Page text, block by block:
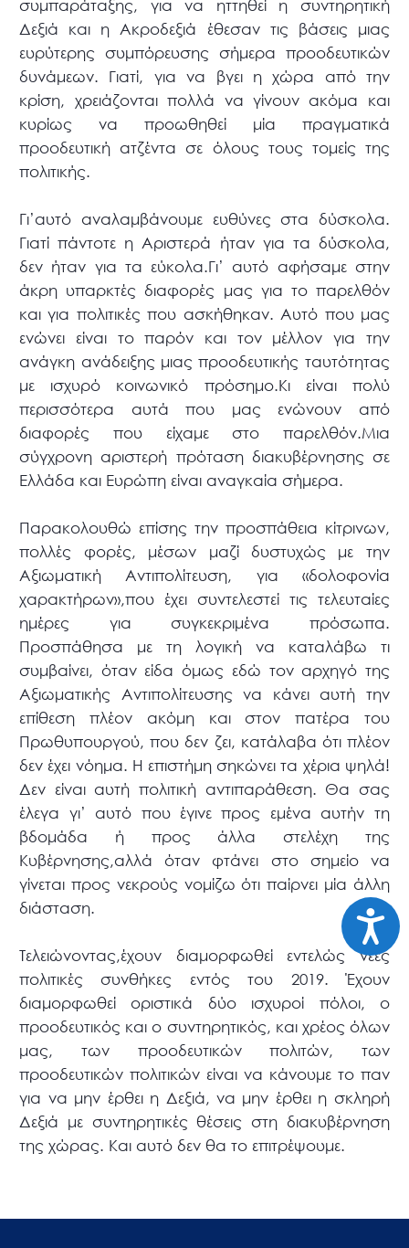
συμπαράταξης, για να ηττηθεί η συντηρητική
Δεξιά και η Ακροδεξιά έθεσαν τις βάσεις μιας
ευρύτερης συμπόρευσης σήμερα προοδευτικών
δυνάμεων. Γιατί, για να βγει η χώρα από την
κρίση, χρειάζονται πολλά να γίνουν ακόμα και
κυρίως να προωθηθεί μία πραγματικά
προοδευτική ατζέντα σε όλους τους τομείς της
πολιτικής.
Γι’αυτό αναλαμβάνουμε ευθύνες στα δύσκολα.
Γιατί πάντοτε η Αριστερά ήταν για τα δύσκολα,
δεν ήταν για τα εύκολα.Γι’ αυτό αφήσαμε στην
άκρη υπαρκτές διαφορές μας για το παρελθόν
και για πολιτικές που ασκήθηκαν. Αυτό που μας
ενώνει είναι το παρόν και τον μέλλον για την
ανάγκη ανάδειξης μιας προοδευτικής ταυτότητας
με ισχυρό κοινωνικό πρόσημο.Κι είναι πολύ
περισσότερα αυτά που μας ενώνουν από
διαφορές που είχαμε στο παρελθόν.Μια
σύγχρονη αριστερή πρόταση διακυβέρνησης σε
Ελλάδα και Ευρώπη είναι αναγκαία σήμερα.
Παρακολουθώ επίσης την προσπάθεια κίτρινων,
πολλές φορές, μέσων μαζί δυστυχώς με την
Αξιωματική Αντιπολίτευση, για «δολοφονία
χαρακτήρων»,που έχει συντελεστεί τις τελευταίες
ημέρες για συγκεκριμένα πρόσωπα.
Προσπάθησα με τη λογική να καταλάβω τι
συμβαίνει, όταν είδα όμως εδώ τον αρχηγό της
Αξιωματικής Αντιπολίτευσης να κάνει αυτή την
επίθεση πλέον ακόμη και στον πατέρα του
Πρωθυπουργού, που δεν ζει, κατάλαβα ότι πλέον
δεν έχει νόημα. Η επιστήμη σηκώνει τα χέρια ψηλά!
Δεν είναι αυτή πολιτική αντιπαράθεση. Θα σας
έλεγα γι’ αυτό που έγινε προς εμένα αυτήν τη
βδομάδα ή προς άλλα στελέχη της
Κυβέρνησης,αλλά όταν φτάνει στο σημείο να
γίνεται προς νεκρούς νομίζω ότι παίρνει μία άλλη
διάσταση.
Τελειώνοντας,έχουν διαμορφωθεί εντελώς νέες
πολιτικές συνθήκες εντός του 2019. Έχουν
διαμορφωθεί οριστικά δύο ισχυροί πόλοι, ο
προοδευτικός και ο συντηρητικός, και χρέος όλων
μας, των προοδευτικών πολιτών, των
προοδευτικών πολιτικών είναι να κάνουμε το παν
για να μην έρθει η Δεξιά, να μην έρθει η σκληρή
Δεξιά με συντηρητικές θέσεις στη διακυβέρνηση
της χώρας. Και αυτό δεν θα το επιτρέψουμε.